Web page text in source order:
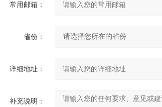
常用邮箱：
省份：
详细地址：
补充说明：